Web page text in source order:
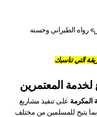
«أحب الناس إلى الله أنفعهم للناس» رواه الطبراني وحسنه
تناسبك
المعتمرين
على تنفيذ مشاريع
متنوعة لخدمة الحرم المكي والمعتمرين، بما يتيح للمسلمين من مختلف